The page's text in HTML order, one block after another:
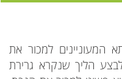
המעוניינים למכור את
הליך שנקרא גרירת